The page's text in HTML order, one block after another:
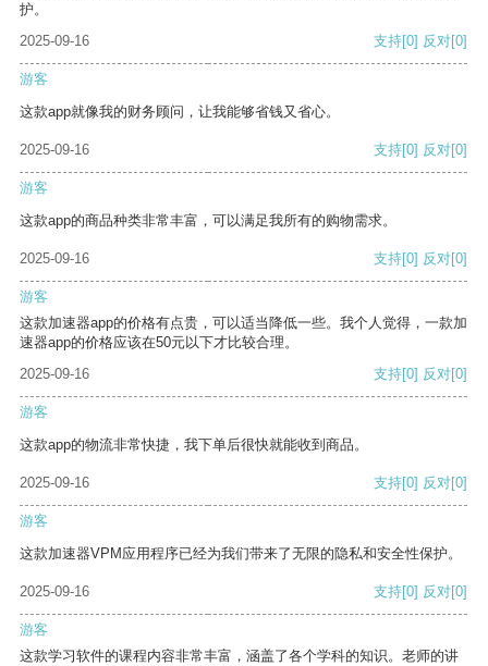
护。
2025-09-16
支持[0] 反对[0]
游客
这款app就像我的财务顾问，让我能够省钱又省心。
2025-09-16 支持[0] 反对[0]
游客
这款app的商品种类非常丰富，可以满足我所有的购物需求。
2025-09-16 支持[0] 反对[0]
游客
这款加速器app的价格有点贵，可以适当降低一些。我个人觉得，一款加
速器app的价格应该在50元以下才比较合理。
2025-09-16
支持[0] 反对[0]
游客
这款app的物流非常快捷，我下单后很快就能收到商品。
2025-09-16 支持[0] 反对[0]
游客
这款加速器VPM应用程序已经为我们带来了无限的隐私和安全性保护。
2025-09-16 支持[0] 反对[0]
游客
这款学习软件的课程内容非常丰富，涵盖了各个学科的知识。老师的讲